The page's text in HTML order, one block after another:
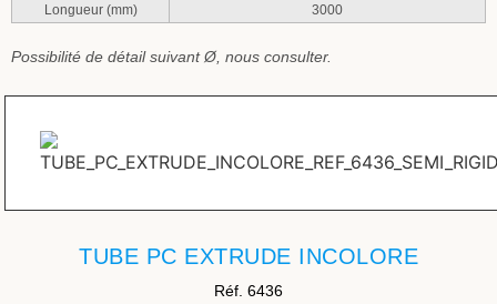
Longueur (mm)
3000
Possibilité de détail suivant Ø, nous consulter.
TUBE PC EXTRUDE INCOLORE
Réf. 6436